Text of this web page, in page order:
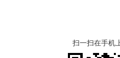
扫一扫在手机